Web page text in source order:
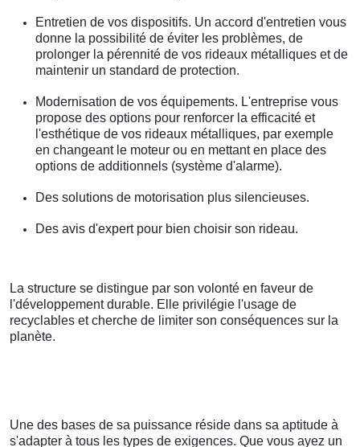
Entretien de vos dispositifs. Un accord d'entretien vous
donne la possibilité de éviter les problèmes, de
prolonger la pérennité de vos rideaux métalliques et de
maintenir un standard de protection.
Modernisation de vos équipements. L'entreprise vous
propose des options pour renforcer la efficacité et
l'esthétique de vos rideaux métalliques, par exemple
en changeant le moteur ou en mettant en place des
options de additionnels (système d'alarme).
Des solutions de motorisation plus silencieuses.
Des avis d'expert pour bien choisir son rideau.
La structure se distingue par son volonté en faveur de
l'développement durable. Elle privilégie l'usage de
recyclables et cherche de limiter son conséquences sur la
planète.
Une des bases de sa puissance réside dans sa aptitude à
s'adapter à tous les types de exigences. Que vous ayez un